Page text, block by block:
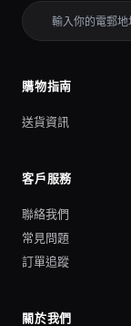
購物指南
送貨資訊
客戶服務
聯絡我們
常見問題
訂單追蹤
關於我們